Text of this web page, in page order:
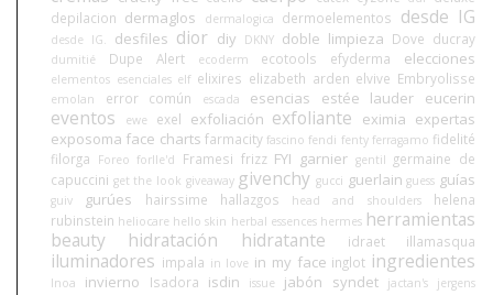
depilacion dermaglos dermalogica dermoelementos desde IG
desde IG. desfiles dior diy DKNY doble limpieza Dove ducray
dumitié Dupe Alert ecoderm ecotools efyderma elecciones
elementos esenciales elf elixires elizabeth arden elvive Embryolisse
emolan error común escada esencias estée lauder eucerin
eventos ewe exel exfoliación exfoliante eximia expertas
exposoma face charts farmacity fascino fendi fenty ferragamo fidelité
filorga
Foreo forlle'd Framesi frizz FYI garnier gentil germaine de
capuccini get the look giveaway givenchy gucci guerlain guess guías
guiv gurúes hairssime hallazgos head and shoulders
helena
rubinstein heliocare hello skin herbal essences hermes herramientas
beauty
hidratación hidratante idraet illamasqua
iluminadores impala in love in my face inglot ingredientes
Inoa invierno Isadora isdin issue jabón syndet jactan's jergens